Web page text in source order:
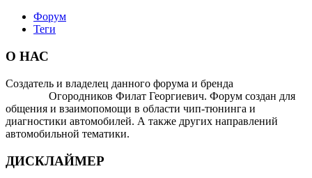
Форум
Теги
О НАС
Создатель и владелец данного форума и бренда
Огородников Филат Георгиевич. Форум создан для
общения и взаимопомощи в области чип-тюнинга и
диагностики автомобилей. А также других направлений
автомобильной тематики.
ДИСКЛАЙМЕР